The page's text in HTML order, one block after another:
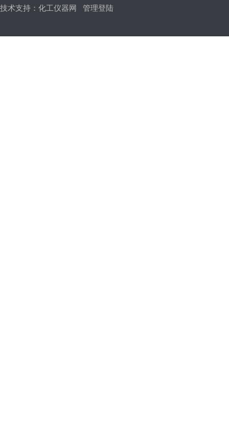
技术支持： 化工仪器网 管理登陆